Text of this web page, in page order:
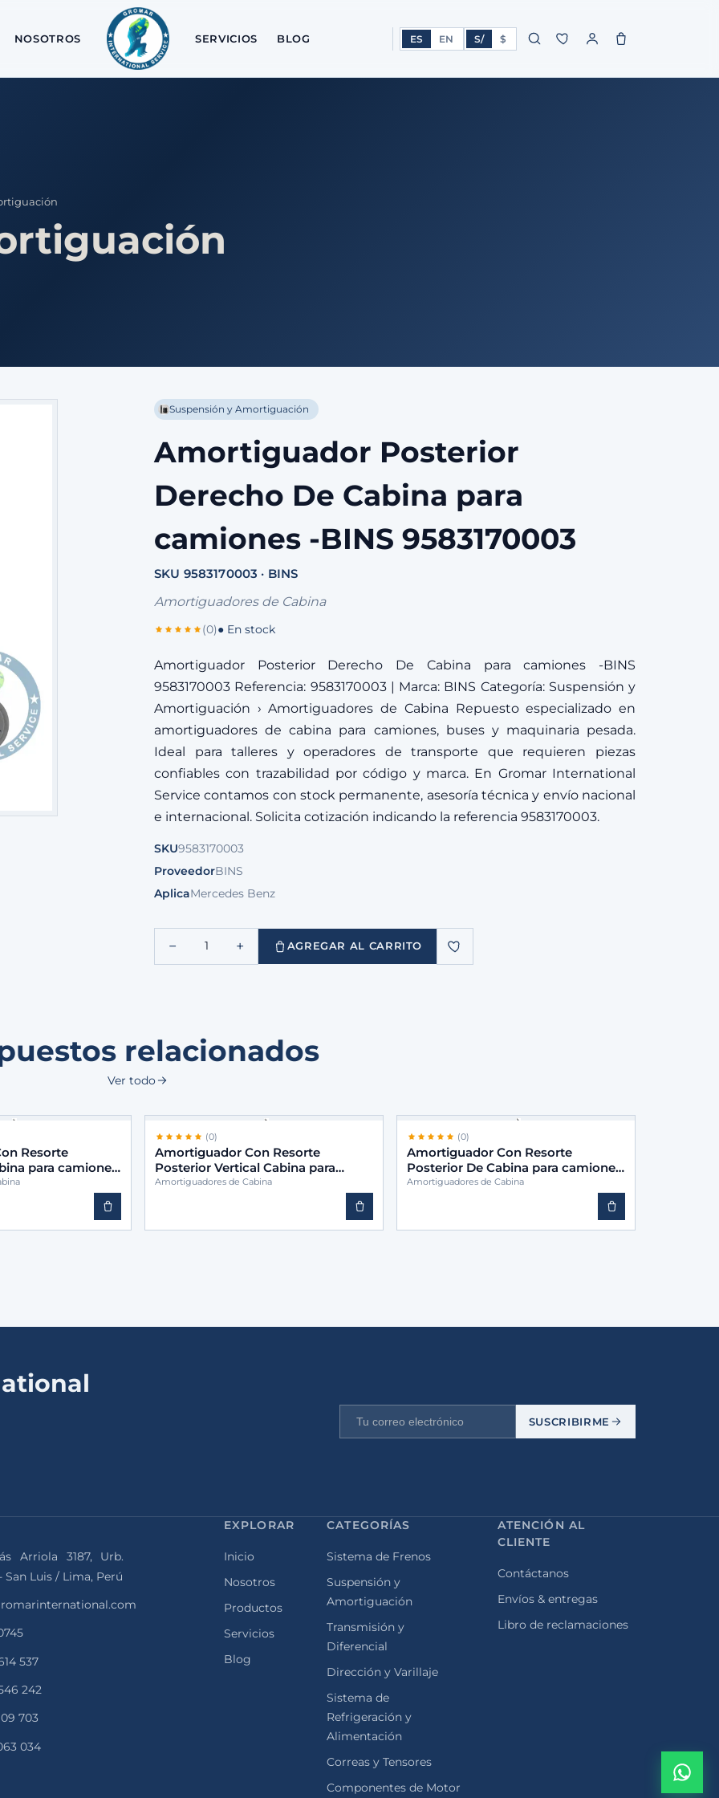
NOSOTROS SERVICIOS BLOG ES EN S/ $
Suspensión y Amortiguación
Amortiguador Posterior
Derecho De Cabina para
camiones -BINS 9583170003
SKU 9583170003 · BINS
Amortiguadores de Cabina
(0)● En stock
Amortiguador Posterior Derecho De Cabina para camiones -BINS
9583170003 Referencia: 9583170003 | Marca: BINS Categoría: Suspensión y
Amortiguación › Amortiguadores de Cabina Repuesto especializado en
amortiguadores de cabina para camiones, buses y maquinaria pesada.
Ideal para talleres y operadores de transporte que requieren piezas
confiables con trazabilidad por código y marca. En Gromar International
Service contamos con stock permanente, asesoría técnica y envío nacional
e internacional. Solicita cotización indicando la referencia 9583170003.
SKU9583170003
ProveedorBINS
AplicaMercedes Benz
− 1 + AGREGAR AL CARRITO
relacionados
Ver todo
Resorte
para camiones
(0)
Amortiguador Con Resorte
Posterior Vertical Cabina para
camiones -BINS 9583170103
Amortiguadores de Cabina
(0)
Amortiguador Con Resorte
Posterior De Cabina para camiones
-BINS 9583172703
Amortiguadores de Cabina
SUSCRIBIRME
Arriola 3187, Urb.
San Luis / Lima, Perú
537
242
703
034
EXPLORAR
Inicio
Nosotros
Productos
Servicios
Blog
CATEGORÍAS
Sistema de Frenos
Suspensión y
Amortiguación
Transmisión y
Diferencial
Dirección y Varillaje
Sistema de
Refrigeración y
Alimentación
Correas y Tensores
Componentes de Motor
ATENCIÓN AL
CLIENTE
Contáctanos
Envíos & entregas
Libro de reclamaciones